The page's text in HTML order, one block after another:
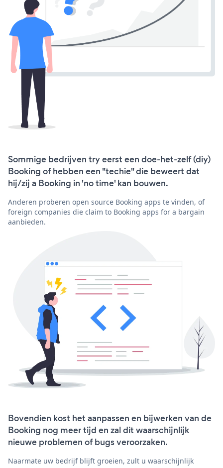
Sommige bedrijven try eerst een doe-het-zelf (diy)
Booking of hebben een "techie" die beweert dat
hij/zij a Booking in 'no time' kan bouwen.
Anderen proberen open source Booking apps te vinden, of
foreign companies die claim to Booking apps for a bargain
aanbieden.
Bovendien kost het aanpassen en bijwerken van de
Booking nog meer tijd en zal dit waarschijnlijk
nieuwe problemen of bugs veroorzaken.
Naarmate uw bedrijf blijft groeien, zult u waarschijnlijk